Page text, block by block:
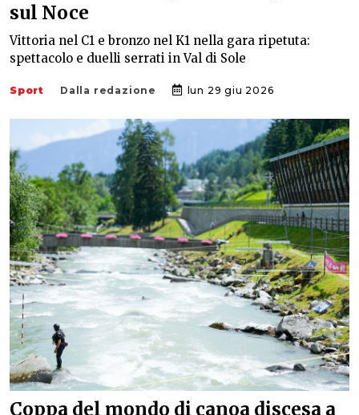
sul Noce
Vittoria nel C1 e bronzo nel K1 nella gara ripetuta:
spettacolo e duelli serrati in Val di Sole
Sport Dalla redazione lun 29 giu 2026
Coppa del mondo di canoa discesa a